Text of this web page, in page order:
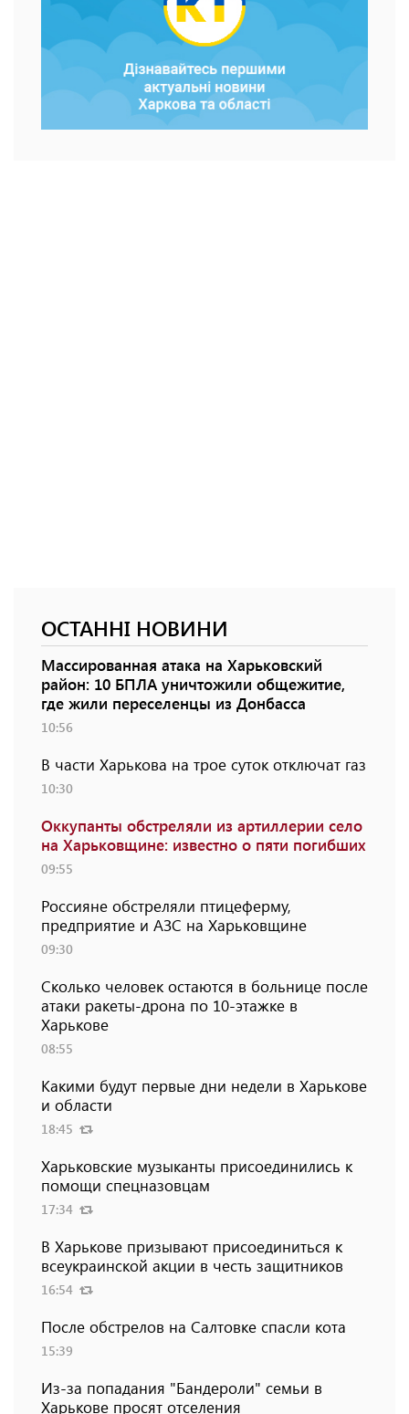
ОСТАННІ НОВИНИ
Массированная атака на Харьковский
район: 10 БПЛА уничтожили общежитие,
где жили переселенцы из Донбасса
10:56
В части Харькова на трое суток отключат газ
10:30
Оккупанты обстреляли из артиллерии село
на Харьковщине: известно о пяти погибших
09:55
Россияне обстреляли птицеферму,
предприятие и АЗС на Харьковщине
09:30
Сколько человек остаются в больнице после
атаки ракеты-дрона по 10-этажке в
Харькове
08:55
Какими будут первые дни недели в Харькове
и области
18:45
Харьковские музыканты присоединились к
помощи спецназовцам
17:34
В Харькове призывают присоединиться к
всеукраинской акции в честь защитников
16:54
После обстрелов на Салтовке спасли кота
15:39
Из-за попадания "Бандероли" семьи в
Харькове просят отселения